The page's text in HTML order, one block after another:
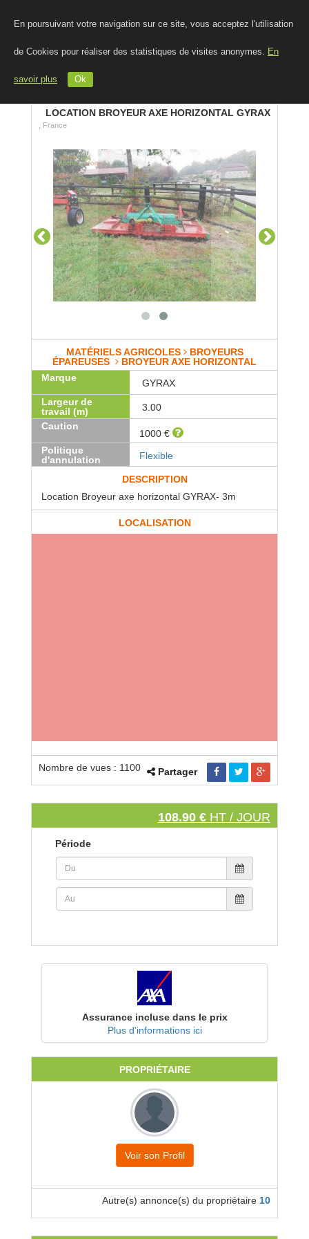
En poursuivant votre navigation sur ce site, vous acceptez l'utilisation
de Cookies pour réaliser des statistiques de visites anonymes. En
savoir plus Ok
LOCATION BROYEUR AXE HORIZONTAL GYRAX
, France
MATÉRIELS AGRICOLES BROYEURS
ÉPAREUSES
BROYEUR AXE HORIZONTAL
Marque
GYRAX
Largeur de
travail (m)
3.00
Caution
1000 €
Politique
d'annulation
Flexible
DESCRIPTION
Location Broyeur axe horizontal GYRAX- 3m
LOCALISATION
Nombre de vues : 1100 Partager
108.90 € HT / JOUR
Période
Assurance incluse dans le prix
Plus d'informations ici
PROPRIÉTAIRE
Voir son Profil
Autre(s) annonce(s) du propriétaire 10